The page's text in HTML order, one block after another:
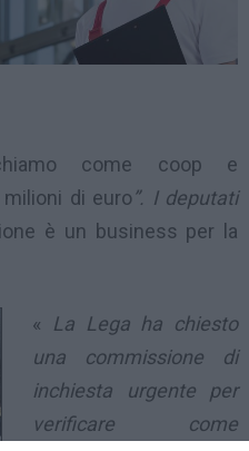
come coop e
di euro ”. I deputati
è un business per la
«
La Lega ha chiesto
una commissione di
inchiesta urgente per
verificare come